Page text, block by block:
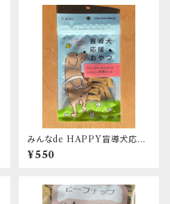
みんなde HAPPY盲導犬応援
おやつ かぼちゃの米粉クッキー
¥550